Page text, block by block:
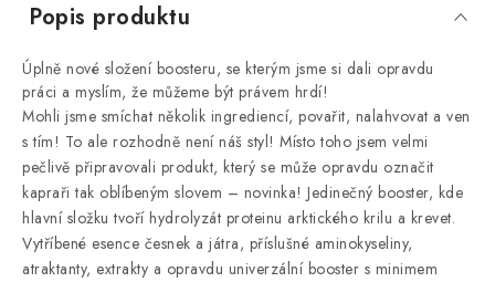
Popis produktu
Úplně nové složení boosteru, se kterým jsme si dali opravdu
práci a myslím, že můžeme být právem hrdí!
Mohli jsme smíchat několik ingrediencí, povařit, nalahvovat a ven
s tím! To ale rozhodně není náš styl! Místo toho jsem velmi
pečlivě připravovali produkt, který se může opravdu označit
kapraři tak oblíbeným slovem – novinka! Jedinečný booster, kde
hlavní složku tvoří hydrolyzát proteinu arktického krilu a krevet.
Vytříbené esence česnek a játra, příslušné aminokyseliny,
atraktanty, extrakty a opravdu univerzální booster s minimem